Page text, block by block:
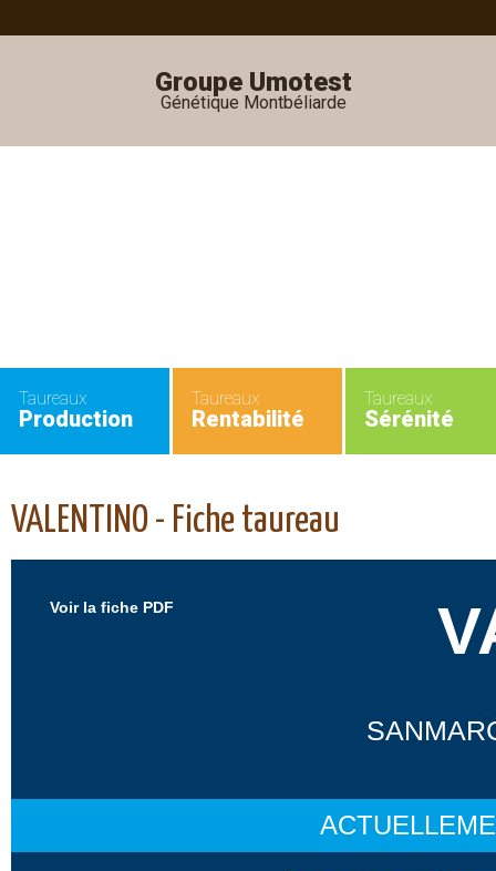
Groupe Umotest
Génétique Montbéliarde
Taureaux
Production
Taureaux
Rentabilité
Taureaux
Sérénité
VALENTINO - Fiche taureau
Voir la fiche PDF